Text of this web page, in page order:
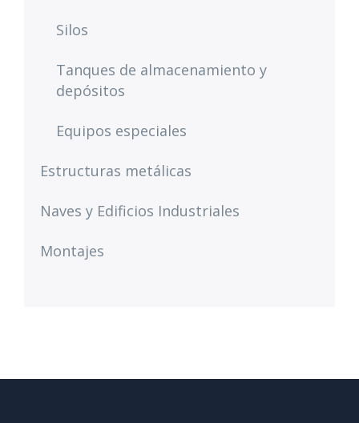
Silos
Tanques de almacenamiento y
depósitos
Equipos especiales
Estructuras metálicas
Naves y Edificios Industriales
Montajes